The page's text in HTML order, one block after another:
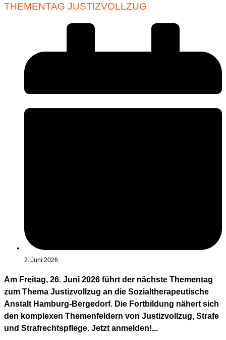
THEMENTAG JUSTIZVOLLZUG
2. Juni 2026
Am Freitag, 26. Juni 2026 führt der nächste Thementag
zum Thema Justizvollzug an die Sozialtherapeutische
Anstalt Hamburg-Bergedorf. Die Fortbildung nähert sich
den komplexen Themenfeldern von Justizvollzug, Strafe
und Strafrechtspflege. Jetzt anmelden!...